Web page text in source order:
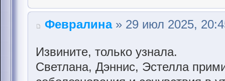
Февралина» 29 июл 2025,
Извините, только узнала.
Светлана, Дэннис, Эстелла